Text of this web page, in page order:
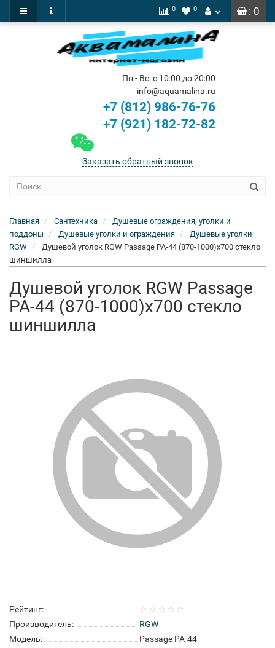
: 0
0 0
Пн - Вс: с 10:00 до 20:00
info@aquamalina.ru
+7 (812) 986-76-76
+7 (921) 182-72-82
Заказать обратный звонок
Главная Сантехника
Душевые ограждения, уголки и
поддоны
Душевые уголки и ограждения
Душевые уголки
RGW
Душевой уголок RGW Passage PA-44 (870-1000)х700 стекло
шиншилла
Душевой уголок RGW Passage
PA-44 (870-1000)х700 стекло
шиншилла
Рейтинг:
Производитель:
RGW
Модель:
Passage PA-44